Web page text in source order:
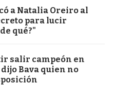
a Natalia Oreiro al
para lucir
qué?"
salir campeón en
Bava quien no